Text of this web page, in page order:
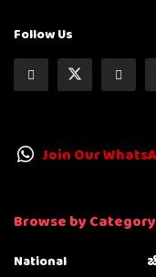
Follow Us
Join Our
Browse by Category
National